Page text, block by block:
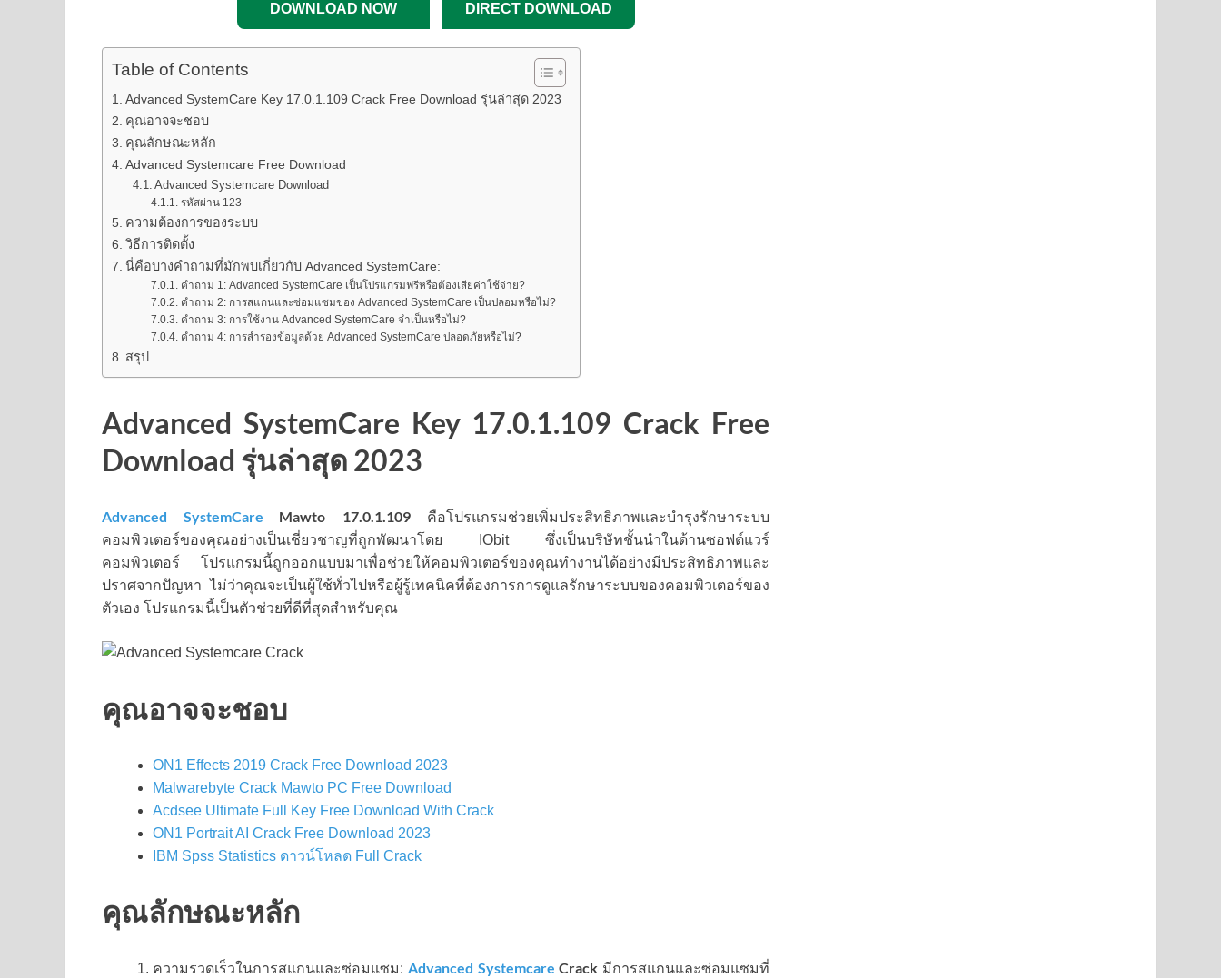
DOWNLOAD NOW DIRECT DOWNLOAD
Table of Contents
Advanced SystemCare Key 17.0.1.109 Crack Free Download รุ่นล่าสุด 2023
คุณอาจจะชอบ
คุณลักษณะหลัก
Advanced Systemcare Free Download
Advanced Systemcare Download
รหัสผ่าน 123
ความต้องการของระบบ
วิธีการติดตั้ง
นี่คือบางคำถามที่มักพบเกี่ยวกับ Advanced SystemCare:
คำถาม 1: Advanced SystemCare เป็นโปรแกรมฟรีหรือต้องเสียค่าใช้จ่าย?
คำถาม 2: การสแกนและซ่อมแซมของ Advanced SystemCare เป็นปลอมหรือไม่?
คำถาม 3: การใช้งาน Advanced SystemCare จำเป็นหรือไม่?
คำถาม 4: การสำรองข้อมูลด้วย Advanced SystemCare ปลอดภัยหรือไม่?
สรุป
Advanced SystemCare Key 17.0.1.109 Crack Free
Download รุ่นล่าสุด 2023
Advanced SystemCare Mawto 17.0.1.109คือโปรแกรมช่วยเพิ่มประสิทธิภาพและบำรุงรักษาระบบ
คอมพิวเตอร์ของคุณอย่างเป็นเชี่ยวชาญที่ถูกพัฒนาโดย IObit ซึ่งเป็นบริษัทชั้นนำในด้านซอฟต์แวร์
คอมพิวเตอร์ โปรแกรมนี้ถูกออกแบบมาเพื่อช่วยให้คอมพิวเตอร์ของคุณทำงานได้อย่างมีประสิทธิภาพและ
ปราศจากปัญหา ไม่ว่าคุณจะเป็นผู้ใช้ทั่วไปหรือผู้รู้เทคนิคที่ต้องการการดูแลรักษาระบบของคอมพิวเตอร์ของ
ตัวเอง โปรแกรมนี้เป็นตัวช่วยที่ดีที่สุดสำหรับคุณ
คุณอาจจะชอบ
ON1 Effects 2019 Crack Free Download 2023
Malwarebyte Crack Mawto PC Free Download
Acdsee Ultimate Full Key Free Download With Crack
ON1 Portrait AI Crack Free Download 2023
IBM Spss Statistics ดาวน์โหลด Full Crack
คุณลักษณะหลัก
ความรวดเร็วในการสแกนและซ่อมแซม:Advanced Systemcare Crackมีการสแกนและซ่อมแซมที่